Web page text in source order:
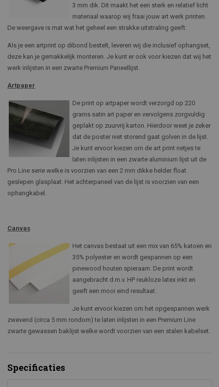
3 mm dik. Dit maakt het een sterk en relatief licht
materiaal waarop wij fraai jouw art werk printen.
De weergave is mat wat het geheel een strakke uitstraling geeft.
Als je een artprint op dibond bestelt, leveren wij die inclusief ophangset,
deze kan je gemakkelijk monteren. Je kunt er ook voor kiezen dat wij het
werk inlijsten in een zwarte Premium Paneellijst.
Artpaper
De print op artpaper wordt verzorgd op 220
grams satin art paper en vervolgens zorgvuldig
geplakt op zuurvrij karton. Hierdoor weet je zeker
dat de poster niet storend gaat golven in de lijst.
Je kunt ervoor kiezen om de art print netjes te
laten inlijsten in een zwarte aluminium lijst uit de
Pro Line serie welke is voorzien van een 2 mm dikke helder float
geslepen glasplaat. Het achterpaneel van de lijst is voorzien van een
ophangkabel.
Canvas
Het canvas bestaat uit een mix van 65% katoen en
35% polyester en wordt gespannen op een
pinewood houten spieraam. De print wordt
aangebracht d.m.v. HP reukloze latex inkt en
geeft een mooi eind resultaat.
Je kunt ervoor kiezen om het opgespannen werk
zwevend (circa 5 mm rondom) te laten inlijsten in een Premium Line
zwarte gewassen baklijst welke wordt voorzien van een stalen kabelset.
Specificaties